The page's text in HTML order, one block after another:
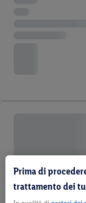
Prima di
trattamento dei